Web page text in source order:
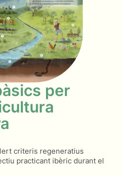
per
criteris regeneratius
practicant ibèric durant el